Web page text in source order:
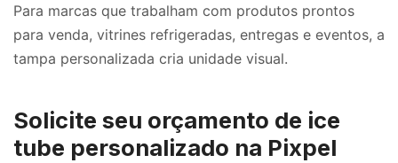
Para marcas que trabalham com produtos prontos
para venda, vitrines refrigeradas, entregas e eventos, a
tampa personalizada cria unidade visual.
Solicite seu orçamento de ice
tube personalizado na Pixpel